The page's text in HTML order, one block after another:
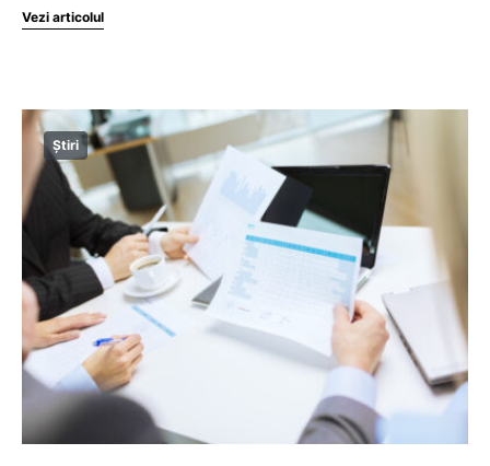
Vezi articolul
Știri